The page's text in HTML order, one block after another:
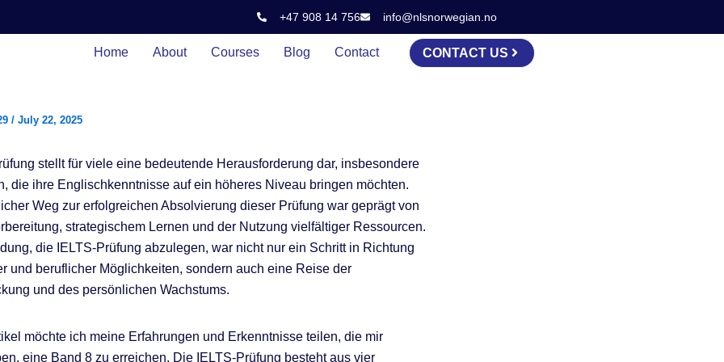
+47 908 14 756 info@nlsnorwegian.no
Home About Courses Blog Contact CONTACT US
/ July 22, 2025
stellt für viele eine bedeutende Herausforderung dar, insbesondere
die ihre Englischkenntnisse auf ein höheres Niveau bringen möchten.
Weg zur erfolgreichen Absolvierung dieser Prüfung war geprägt von
strategischem Lernen und der Nutzung vielfältiger Ressourcen.
die IELTS-Prüfung abzulegen, war nicht nur ein Schritt in Richtung
und beruflicher Möglichkeiten, sondern auch eine Reise der
und des persönlichen Wachstums.
möchte ich meine Erfahrungen und Erkenntnisse teilen, die mir
eine Band 8 zu erreichen. Die IELTS-Prüfung besteht aus vier